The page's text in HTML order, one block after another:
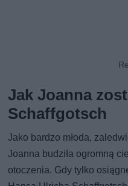
Jak Joanna
Schaffgotsch
Jako bardzo młoda,
Joanna budziła ogromną
otoczenia. Gdy tylko